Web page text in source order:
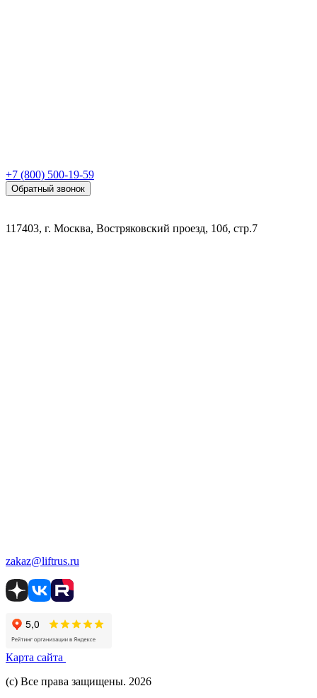
+7 (800) 500-19-59
Обратный звонок
117403, г. Москва, Востряковский проезд, 10б, стр.7
zakaz@liftrus.ru
Карта сайта
(с) Все права защищены. 2026